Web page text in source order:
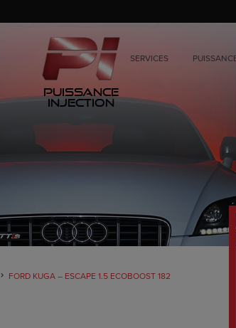
Puissance
Injection
SERVICES
FORD KUGA – ESCAPE 1.5 ECOBOOST 182